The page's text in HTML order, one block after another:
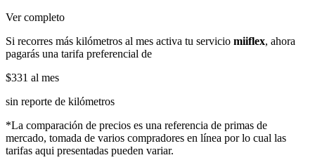
Ver completo
Si recorres más kilómetros al mes activa tu servicio miiflex, ahora
pagarás una tarifa preferencial de
$331 al mes
sin reporte de kilómetros
*La comparación de precios es una referencia de primas de
mercado, tomada de varios compradores en línea por lo cual las
tarifas aqui presentadas pueden variar.